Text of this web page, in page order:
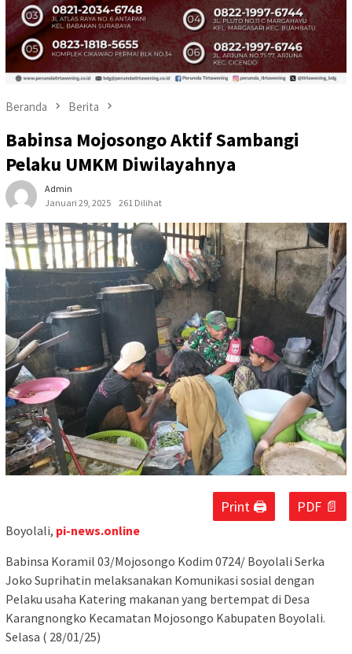
Beranda Berita
Babinsa Mojosongo Aktif Sambangi
Pelaku UMKM Diwilayahnya
Admin
Januari 29, 2025
261 Dilihat
Print 🖨 PDF 📄
Boyolali, pi-news.online
Babinsa Koramil 03/Mojosongo Kodim 0724/ Boyolali Serka
Joko Suprihatin melaksanakan Komunikasi sosial dengan
Pelaku usaha Katering makanan yang bertempat di Desa
Karangnongko Kecamatan Mojosongo Kabupaten Boyolali.
Selasa ( 28/01/25)